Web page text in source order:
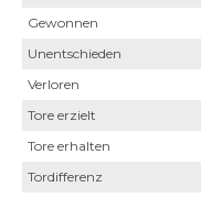
Gewonnen
Unentschieden
Verloren
Tore erzielt
Tore erhalten
Tordifferenz